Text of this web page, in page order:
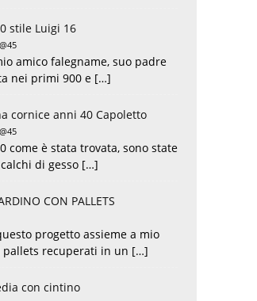
stile Luigi 16
amico falegname, suo padre
nei primi 900 e […]
cornice anni 40 Capoletto
come è stata trovata, sono state
di gesso […]
CON PALLETS
progetto assieme a mio
pallets recuperati in un […]
con cintino